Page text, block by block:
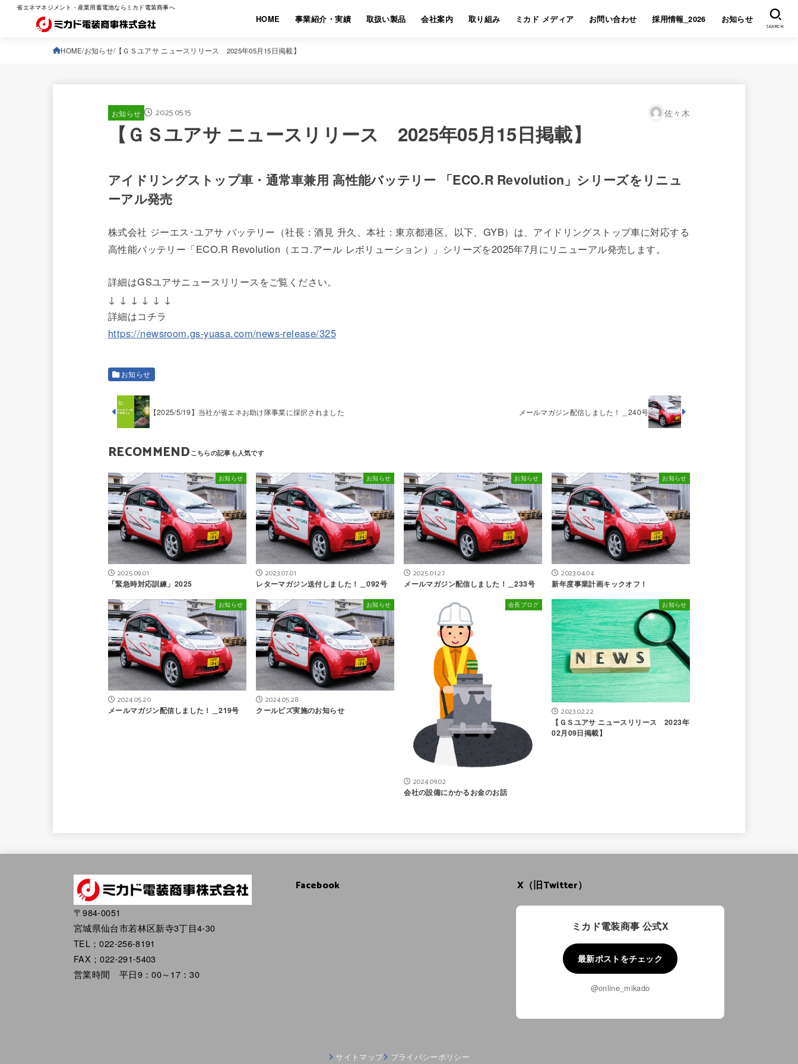
省エネマネジメント・産業用蓄電池ならミカド電装商事へ
HOME 事業紹介・実績 取扱い製品 会社案内 取り組み ミカド メディア お問い合わせ 採用情報_2026 お知らせ
SEARCH
HOME お知らせ 【ＧＳユアサ ニュースリリース 2025年05月15日掲載】
お知らせ 2025.05.15 佐々木
【ＧＳユアサ ニュースリリース 2025年05月15日掲載】
アイドリングストップ車・通常車兼用 高性能バッテリー 「ECO.R Revolution」シリーズをリニュ
ーアル発売
株式会社 ジーエス･ユアサ バッテリー（社長：酒見 升久、本社：東京都港区。以下、GYB）は、アイドリングストップ車に対応する
高性能バッテリー「ECO.R Revolution（エコ.アール レボリューション）」シリーズを2025年7月にリニューアル発売します。
詳細はGSユアサニュースリリースをご覧ください。
↓ ↓ ↓ ↓ ↓ ↓
詳細はコチラ
https://newsroom.gs-yuasa.com/news-release/325
お知らせ
メールマガジン配信しました！＿240号
【2025/5/19】当社が省エネお助け隊事業に採択されました
RECOMMEND
お知らせ
2025.09.01
「緊急時対応訓練」2025
お知らせ
2023.07.01
レターマガジン送付しました！＿092号
お知らせ
2025.01.27
メールマガジン配信しました！＿233号
お知らせ
2023.04.04
新年度事業計画キックオフ！
お知らせ
2024.05.20
メールマガジン配信しました！＿219号
お知らせ
2024.05.28
クールビズ実施のお知らせ
会長ブログ
2024.09.02
会社の設備にかかるお金のお話
お知らせ
2023.02.22
【ＧＳユアサ ニュースリリース 2023年
02月09日掲載】
〒984-0051
宮城県仙台市若林区新寺3丁目4-30
TEL；022-256-8191
FAX；022-291-5403
営業時間 平日9：00～17：30
Facebook X（旧Twitter）
ミカド電装商事 公式X
最新ポストをチェック
@online_mikado
サイトマップ プライバシーポリシー